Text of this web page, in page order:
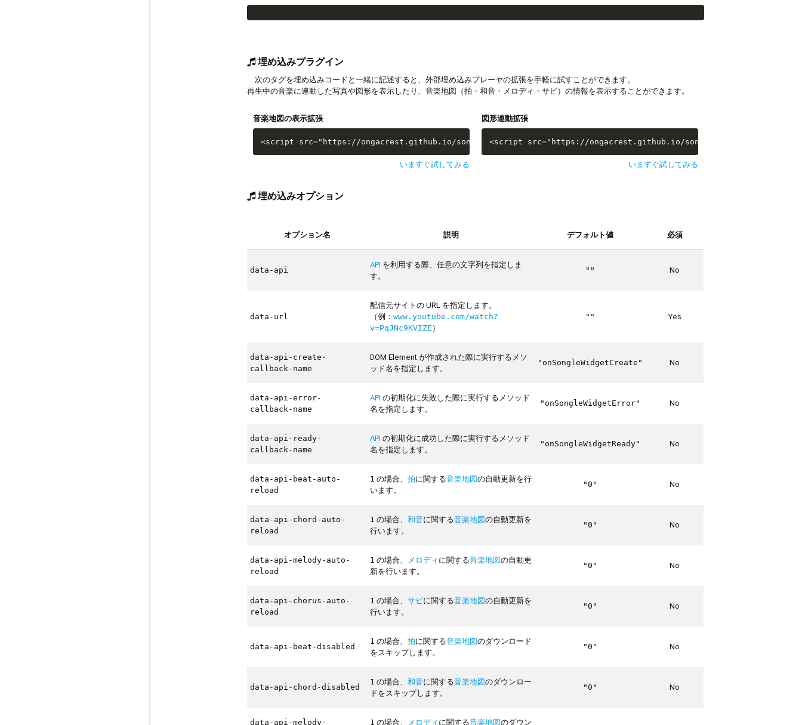
埋め込みプラグイン
次のタグを埋め込みコードと一緒に記述すると、外部埋め込みプレーヤの拡張を手軽に試すことができます。
再生中の音楽に連動した写真や図形を表示したり、音楽地図（拍・和音・メロディ・サビ）の情報を表示することができます。
音楽地図の表示拡張
<script src="https://ongacrest.github.io/songle-widget-api-examples/extras/sw-extra-stats.js"></script>
いますぐ試してみる
図形連動拡張
<script src="https://ongacrest.github.io/songle-widget-api-
いますぐ試してみる
埋め込みオプション
オプション名 説明 デフォルト値 必須
data-api
API を利用する際、任意の文字列を指定しま
す。
"" No
data-url
配信元サイトの URL を指定します。
（例：www.youtube.com/watch?
v=PqJNc9KVIZE ）
"" Yes
data-api-create-
callback-name
DOM Element が作成された際に実行するメソ
ッド名を指定します。
"onSongleWidgetCreate" No
data-api-error-
callback-name
API の初期化に失敗した際に実行するメソッド
名を指定します。
"onSongleWidgetError" No
data-api-ready-
callback-name
API の初期化に成功した際に実行するメソッド
名を指定します。
"onSongleWidgetReady" No
data-api-beat-auto-
reload
1 の場合、拍に関する音楽地図の自動更新を行
います。
"0" No
data-api-chord-auto-
reload
1 の場合、和音に関する音楽地図の自動更新を
行います。
"0" No
data-api-melody-auto-
reload
1 の場合、 メロディに関する音楽地図の自動更
新を行います。
"0" No
data-api-chorus-auto-
reload
1 の場合、サビに関する音楽地図の自動更新を
行います。
"0" No
data-api-beat-disabled
1 の場合、拍に関する音楽地図のダウンロード
をスキップします。
"0" No
data-api-chord-disabled
1 の場合、和音に関する音楽地図のダウンロー
ドをスキップします。
"0" No
data-api-melody-
1 の場合、 メロディに関する音楽地図のダウン